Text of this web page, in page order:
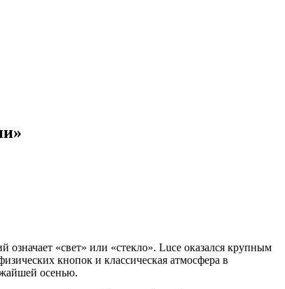
«свет» или «стекло». Luce оказался крупным
кнопок и классическая атмосфера в
осенью.